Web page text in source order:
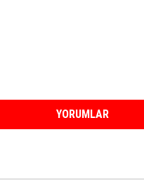
YORUMLAR